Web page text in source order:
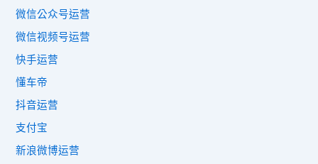
微信公众号运营
微信视频号运营
快手运营
懂车帝
抖音运营
支付宝
新浪微博运营